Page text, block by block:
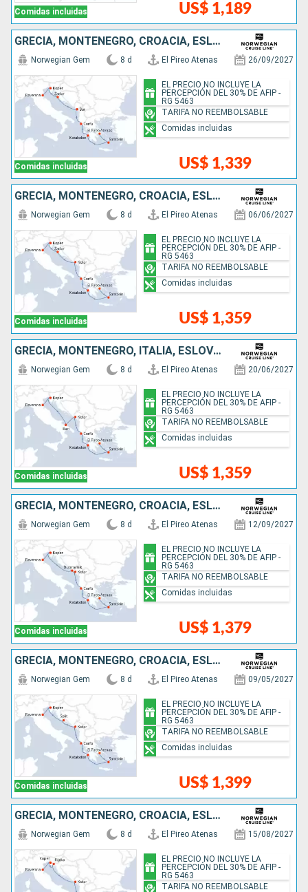
Comidas incluidas US$ 1,189
GRECIA, MONTENEGRO, CROACIA, ESLOVENIA, ITALIA
Comidas incluidas
Norwegian Gem 8 d El Pireo Atenas 26/09/2027
US$ 1,339
EL PRECIO NO INCLUYE LA
PERCEPCIÓN DEL 30% DE AFIP -
RG 5463
TARIFA NO REEMBOLSABLE
Comidas incluidas
GRECIA, MONTENEGRO, CROACIA, ESLOVENIA, ITALIA
Comidas incluidas
Norwegian Gem 8 d El Pireo Atenas 06/06/2027
US$ 1,359
EL PRECIO NO INCLUYE LA
PERCEPCIÓN DEL 30% DE AFIP -
RG 5463
TARIFA NO REEMBOLSABLE
Comidas incluidas
GRECIA, MONTENEGRO, ITALIA, ESLOVENIA
Comidas incluidas
Norwegian Gem 8 d El Pireo Atenas 20/06/2027
US$ 1,359
EL PRECIO NO INCLUYE LA
PERCEPCIÓN DEL 30% DE AFIP -
RG 5463
TARIFA NO REEMBOLSABLE
Comidas incluidas
GRECIA, MONTENEGRO, CROACIA, ESLOVENIA, ITALIA
Comidas incluidas
Norwegian Gem 8 d El Pireo Atenas 12/09/2027
US$ 1,379
EL PRECIO NO INCLUYE LA
PERCEPCIÓN DEL 30% DE AFIP -
RG 5463
TARIFA NO REEMBOLSABLE
Comidas incluidas
GRECIA, MONTENEGRO, CROACIA, ESLOVENIA, ITALIA
Comidas incluidas
Norwegian Gem 8 d El Pireo Atenas 09/05/2027
US$ 1,399
EL PRECIO NO INCLUYE LA
PERCEPCIÓN DEL 30% DE AFIP -
RG 5463
TARIFA NO REEMBOLSABLE
Comidas incluidas
GRECIA, MONTENEGRO, CROACIA, ESLOVENIA, ITALIA
Norwegian Gem 8 d El Pireo Atenas 15/08/2027
EL PRECIO NO INCLUYE LA
PERCEPCIÓN DEL 30% DE AFIP -
RG 5463
TARIFA NO REEMBOLSABLE